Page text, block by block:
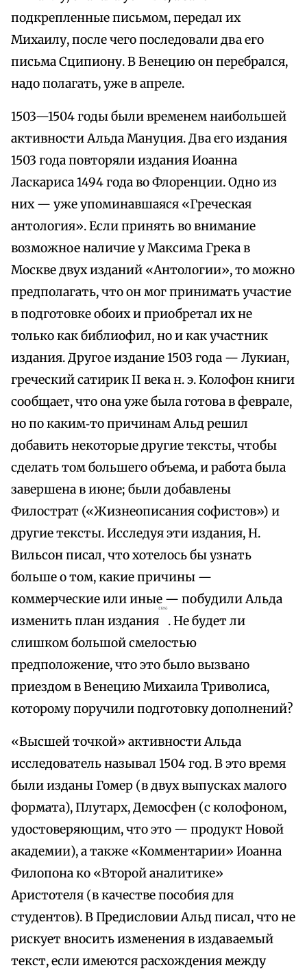
подкрепленные письмом, передал их
Михаилу, после чего последовали два его
письма Сципиону. В Венецию он перебрался,
надо полагать, уже в апреле.
1503—1504 годы были временем наибольшей
активности Альда Мануция. Два его издания
1503 года повторяли издания Иоанна
Ласкариса 1494 года во Флоренции. Одно из
них — уже упоминавшаяся «Греческая
антология». Если принять во внимание
возможное наличие у Максима Грека в
Москве двух изданий «Антологии», то можно
предполагать, что он мог принимать участие
в подготовке обоих и приобретал их не
только как библиофил, но и как участник
издания. Другое издание 1503 года — Лукиан,
греческий сатирик II века н. э. Колофон книги
сообщает, что она уже была готова в феврале,
но по каким‑то причинам Альд решил
добавить некоторые другие тексты, чтобы
сделать том большего объема, и работа была
завершена в июне; были добавлены
Филострат («Жизнеописания софистов») и
другие тексты. Исследуя эти издания, Н.
Вильсон писал, что хотелось бы узнать
больше о том, какие причины —
коммерческие или иные — побудили Альда
изменить план издания
{126}
. Не будет ли
слишком большой смелостью
предположение, что это было вызвано
приездом в Венецию Михаила Триволиса,
которому поручили подготовку дополнений?
«Высшей точкой» активности Альда
исследователь называл 1504 год. В это время
были изданы Гомер (в двух выпусках малого
формата), Плутарх, Демосфен (с колофоном,
удостоверяющим, что это — продукт Новой
академии), а также «Комментарии» Иоанна
Филопона ко «Второй аналитике»
Аристотеля (в качестве пособия для
студентов). В Предисловии Альд писал, что не
рискует вносить изменения в издаваемый
текст, если имеются расхождения между